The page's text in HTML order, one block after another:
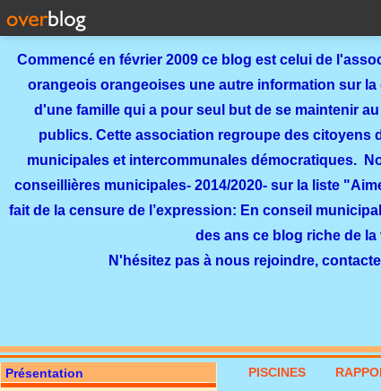
Commencé en février 2009 ce blog est celui de
orangeois orangeoises une autre information sur
d'une famille qui a pour seul but de se maintenir
publics. Cette association regroupe des citoyens
municipales et intercommunales démocratiques.
conseillières municipales- 2014/2020- sur la liste
fait de la censure de l’expression: En conseil
des ans ce blog riche de
N'hésitez pas à nous rejoindre,
Présentation PISCINES